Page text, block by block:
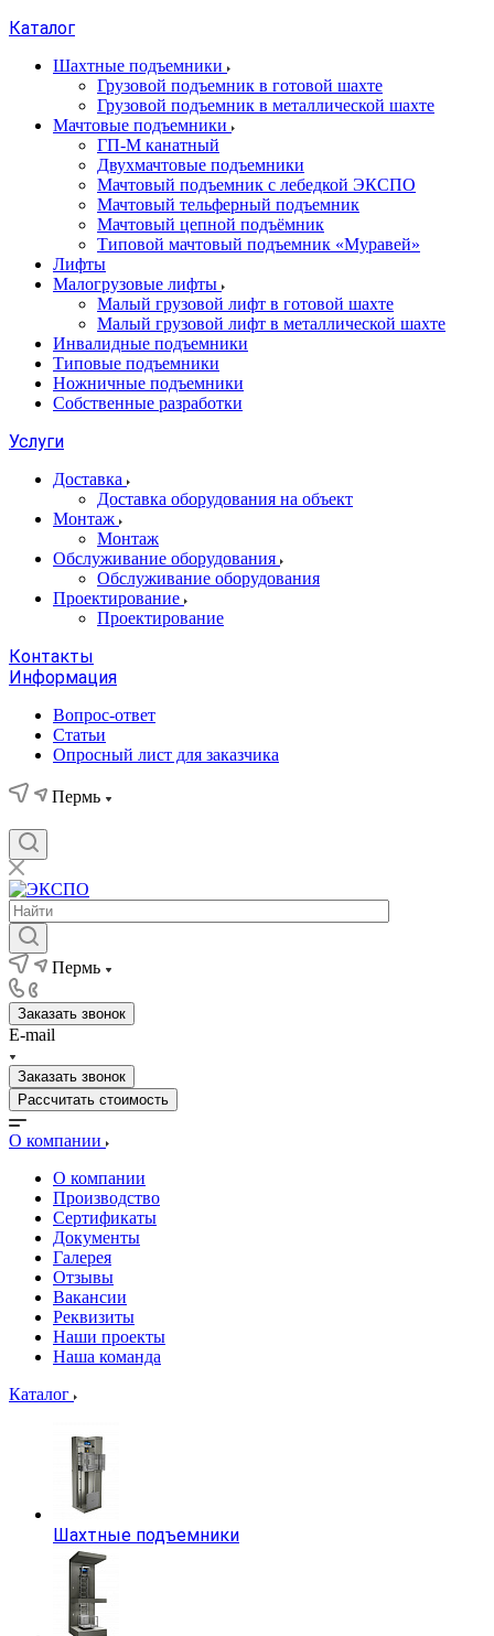
Каталог
Шахтные подъемники
Грузовой подъемник в готовой шахте
Грузовой подъемник в металлической шахте
Мачтовые подъемники
ГП-М канатный
Двухмачтовые подъемники
Мачтовый подъемник с лебедкой ЭКСПО
Мачтовый тельферный подъемник
Мачтовый цепной подъёмник
Типовой мачтовый подъемник «Муравей»
Лифты
Малогрузовые лифты
Малый грузовой лифт в готовой шахте
Малый грузовой лифт в металлической шахте
Инвалидные подъемники
Типовые подъемники
Ножничные подъемники
Собственные разработки
Услуги
Доставка
Доставка оборудования на объект
Монтаж
Монтаж
Обслуживание оборудования
Обслуживание оборудования
Проектирование
Проектирование
Контакты
Информация
Вопрос-ответ
Статьи
Опросный лист для заказчика
Пермь
Пермь
Заказать звонок
E-mail
Заказать звонок
Рассчитать стоимость
О компании
О компании
Производство
Сертификаты
Документы
Галерея
Отзывы
Вакансии
Реквизиты
Наши проекты
Наша команда
Каталог
Шахтные подъемники